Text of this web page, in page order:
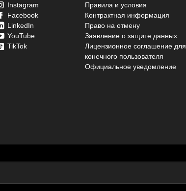
Instagram
Facebook
LinkedIn
YouTube
TikTok
Правила и условия
Контрактная информация
Право на отмену
Заявление о защите данных
Лицензионное соглашение для
конечного пользователя
Официальное уведомление